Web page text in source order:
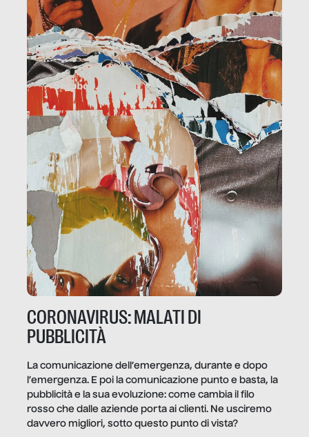
CORONAVIRUS: MALATI DI
PUBBLICITÀ
La comunicazione dell’emergenza, durante e dopo
l’emergenza. E poi la comunicazione punto e basta, la
pubblicità e la sua evoluzione: come cambia il filo
rosso che dalle aziende porta ai clienti. Ne usciremo
davvero migliori, sotto questo punto di vista?